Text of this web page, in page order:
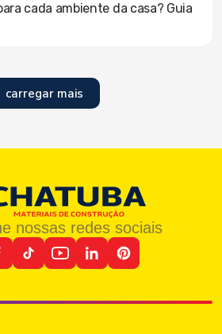
cada ambiente da casa? Guia
carregar mais
nossas redes sociais